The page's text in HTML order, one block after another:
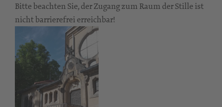
Bitte beachten Sie, der Zugang zum Raum der Stille ist
nicht barrierefrei erreichbar!